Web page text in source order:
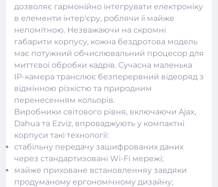
дозволяє гармонійно інтегрувати електроніку
в елементи інтер'єру, роблячи її майже
непомітною. Незважаючи на скромні
габарити корпусу, кожна бездротова модель
має потужний обчислювальний процесор для
миттєвої обробки кадрів. Сучасна маленька
IP-камера транслює безперервний відеоряд з
відмінною різкістю та природним
перенесенням кольорів.
Виробники світового рівня, включаючи Ajax,
Dahua та Ezviz, впроваджують у компактні
корпуси такі технології:
стабільну передачу зашифрованих даних
через стандартизовані Wi-Fi мережі;
майже приховане встановленняу завдяки
продуманому ергономічному дизайну;